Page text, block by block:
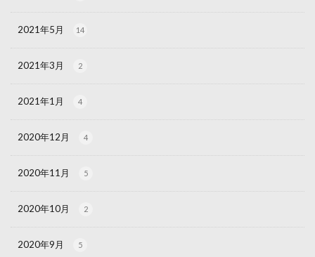
2021年5月 14
2021年3月 2
2021年1月 4
2020年12月 4
2020年11月 5
2020年10月 2
2020年9月 5